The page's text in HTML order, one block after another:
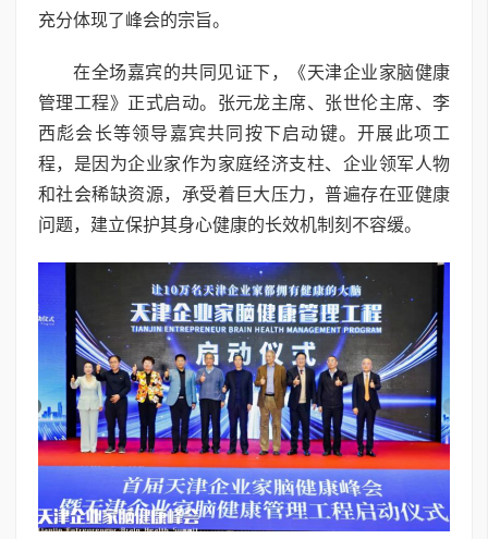
充分体现了峰会的宗旨。
在全场嘉宾的共同见证下，《天津企业家脑健康
管理工程》正式启动。张元龙主席、张世伦主席、李
西彪会长等领导嘉宾共同按下启动键。开展此项工
程，是因为企业家作为家庭经济支柱、企业领军人物
和社会稀缺资源，承受着巨大压力，普遍存在亚健康
问题，建立保护其身心健康的长效机制刻不容缓。